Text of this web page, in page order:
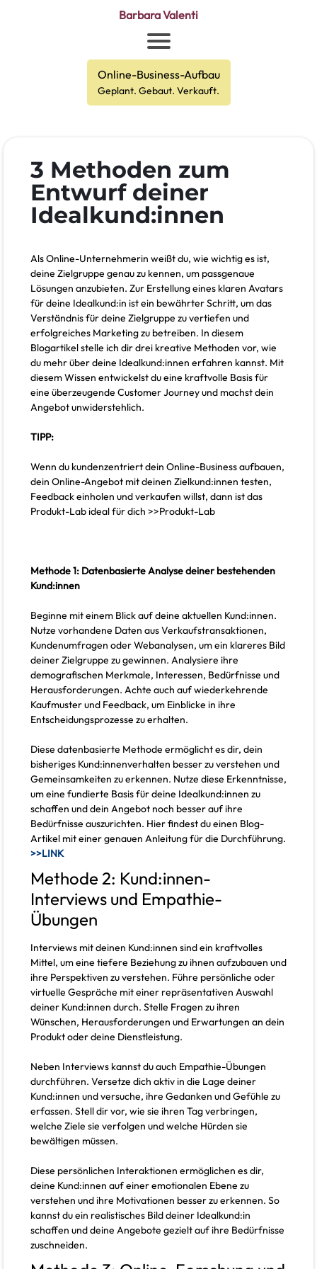
Barbara Valenti
Online-Business-Aufbau
Geplant. Gebaut. Verkauft.
3 Methoden zum
Entwurf deiner
Idealkund:innen
Als Online-Unternehmerin weißt du, wie wichtig es ist,
deine Zielgruppe genau zu kennen, um passgenaue
Lösungen anzubieten. Zur Erstellung eines klaren Avatars
für deine Idealkund:in ist ein bewährter Schritt, um das
Verständnis für deine Zielgruppe zu vertiefen und
erfolgreiches Marketing zu betreiben. In diesem
Blogartikel stelle ich dir drei kreative Methoden vor, wie
du mehr über deine Idealkund:innen erfahren kannst. Mit
diesem Wissen entwickelst du eine kraftvolle Basis für
eine überzeugende Customer Journey und machst dein
Angebot unwiderstehlich.
TIPP:
Wenn du kundenzentriert dein Online-Business aufbauen,
dein Online-Angebot mit deinen Zielkund:innen testen,
Feedback einholen und verkaufen willst, dann ist das
Produkt-Lab ideal für dich >>Produkt-Lab
Methode 1: Datenbasierte Analyse deiner bestehenden
Kund:innen
Beginne mit einem Blick auf deine aktuellen Kund:innen.
Nutze vorhandene Daten aus Verkaufstransaktionen,
Kundenumfragen oder Webanalysen, um ein klareres Bild
deiner Zielgruppe zu gewinnen. Analysiere ihre
demografischen Merkmale, Interessen, Bedürfnisse und
Herausforderungen. Achte auch auf wiederkehrende
Kaufmuster und Feedback, um Einblicke in ihre
Entscheidungsprozesse zu erhalten.
Diese datenbasierte Methode ermöglicht es dir, dein
bisheriges Kund:innenverhalten besser zu verstehen und
Gemeinsamkeiten zu erkennen. Nutze diese Erkenntnisse,
um eine fundierte Basis für deine Idealkund:innen zu
schaffen und dein Angebot noch besser auf ihre
Bedürfnisse auszurichten. Hier findest du einen Blog-
Artikel mit einer genauen Anleitung für die Durchführung.
>>LINK
Methode 2: Kund:innen-
Interviews und Empathie-
Übungen
Interviews mit deinen Kund:innen sind ein kraftvolles
Mittel, um eine tiefere Beziehung zu ihnen aufzubauen und
ihre Perspektiven zu verstehen. Führe persönliche oder
virtuelle Gespräche mit einer repräsentativen Auswahl
deiner Kund:innen durch. Stelle Fragen zu ihren
Wünschen, Herausforderungen und Erwartungen an dein
Produkt oder deine Dienstleistung.
Neben Interviews kannst du auch Empathie-Übungen
durchführen. Versetze dich aktiv in die Lage deiner
Kund:innen und versuche, ihre Gedanken und Gefühle zu
erfassen. Stell dir vor, wie sie ihren Tag verbringen,
welche Ziele sie verfolgen und welche Hürden sie
bewältigen müssen.
Diese persönlichen Interaktionen ermöglichen es dir,
deine Kund:innen auf einer emotionalen Ebene zu
verstehen und ihre Motivationen besser zu erkennen. So
kannst du ein realistisches Bild deiner Idealkund:in
schaffen und deine Angebote gezielt auf ihre Bedürfnisse
zuschneiden.